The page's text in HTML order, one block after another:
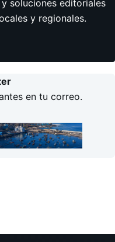
soluciones editoriales
y regionales.
en tu correo.